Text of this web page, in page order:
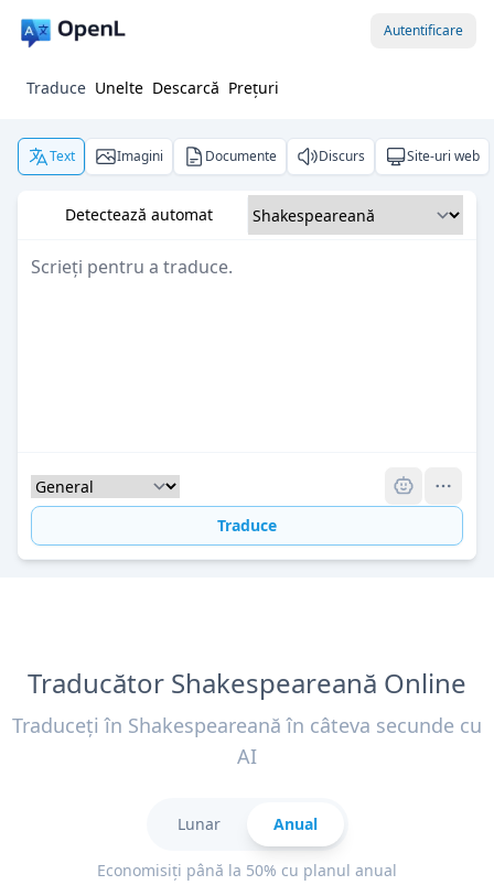
Autentificare
Traduce Unelte Descarcă Prețuri
Text Imagini Documente Discurs Site-uri web
Detectează automat
Traduce
Traducător Shakespeareană Online
Traduceți în Shakespeareană în câteva secunde cu
AI
Lunar Anual
Economisiți până la 50% cu planul anual